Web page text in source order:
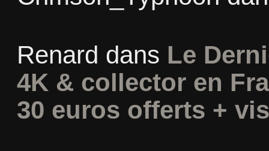
Renard dans Le
4K & collector en
30 euros offerts +